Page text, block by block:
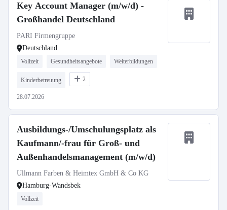
Key Account Manager (m/w/d) -
Großhandel Deutschland
PARI Firmengruppe
Deutschland
Vollzeit Gesundheitsangebote Weiterbildungen
Kinderbetreuung 2
28.07.2026
Ausbildungs-/Umschulungsplatz als
Kaufmann/-frau für Groß- und
Außenhandelsmanagement (m/w/d)
Ullmann Farben & Heimtex GmbH & Co KG
Hamburg-Wandsbek
Vollzeit